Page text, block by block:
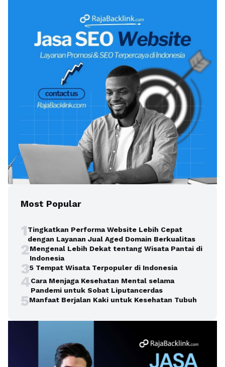
Most Popular
1Tingkatkan Performa Website Lebih Cepat
dengan Layanan Jual Aged Domain Berkualitas
2Mengenal Lebih Dekat tentang Wisata Pantai di
Indonesia
35 Tempat Wisata Terpopuler di Indonesia
4Cara Menjaga Kesehatan Mental selama
Pandemi untuk Sobat Liputancerdas
5Manfaat Berjalan Kaki untuk Kesehatan Tubuh